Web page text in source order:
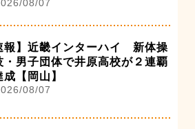
08/07
報】近畿インターハイ 新体操
・男子団体で井原高校が２連覇
成【岡山】
08/07